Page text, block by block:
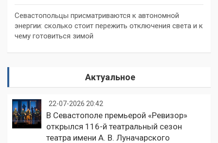
Севастопольцы присматриваются к автономной
энергии: сколько стоит пережить отключения света и к
чему готовиться зимой
Актуальное
22-07-2026 20:42
В Севастополе премьерой «Ревизор»
открылся 116-й театральный сезон
театра имени А. В. Луначарского